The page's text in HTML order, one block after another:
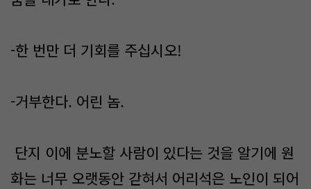
-한 번만 더 기회를 주십시오!
-거부한다. 어린 놈.
단지 이에 분노할 사람이 있다는 것을 알기에 원
화는 너무 오랫동안 갇혀서 어리석은 노인이 되어